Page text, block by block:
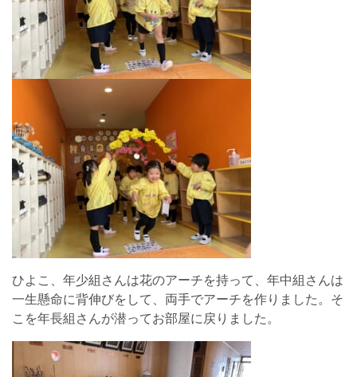
ひよこ、年少組さんは花のアーチを持って、年中組さんは
一生懸命に背伸びをして、両手でアーチを作りました。そ
こを年長組さんが潜ってお部屋に戻りました。